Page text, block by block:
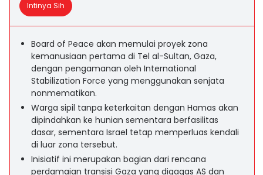
Intinya Sih
Board of Peace akan memulai proyek zona
kemanusiaan pertama di Tel al-Sultan, Gaza,
dengan pengamanan oleh International
Stabilization Force yang menggunakan senjata
nonmematikan.
Warga sipil tanpa keterkaitan dengan Hamas akan
dipindahkan ke hunian sementara berfasilitas
dasar, sementara Israel tetap memperluas kendali
di luar zona tersebut.
Inisiatif ini merupakan bagian dari rencana
perdamaian transisi Gaza yang digagas AS dan